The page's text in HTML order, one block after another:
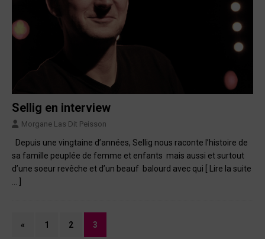
Sellig en interview
Morgane Las Dit Peisson
Depuis une vingtaine d’années, Sellig nous raconte l’histoire de
sa famille peuplée de femme et enfants mais aussi et surtout
d’une soeur revêche et d’un beauf balourd avec qui
[ Lire la suite
… ]
« 1 2 3